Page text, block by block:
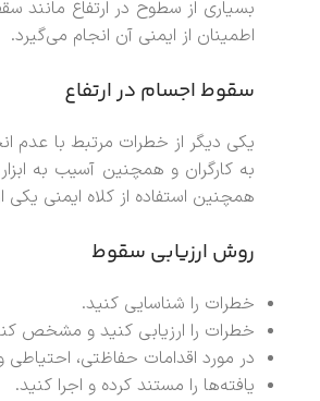
بسیاری از سطوح در ارتفاع مانند
اطمینان از ایمنی آن انجام می‌گیرد.
سقوط اجسام در ارتفاع
یکی دیگر از خطرات مرتبط با عدم
به کارگران و همچنین آسیب به
همچنین استفاده از کلاه ایمنی
روش ارزیابی سقوط
خطرات را شناسایی کنید.
خطرات را ارزیابی کنید و مشخص
در مورد اقدامات حفاظتی، احتیاطی
یافته‌ها را مستند کرده و اجرا کنید.